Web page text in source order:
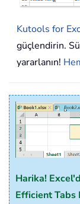
Kutools for
güçlendirin.
yararlanın!
Harika!
Efficient Tabs